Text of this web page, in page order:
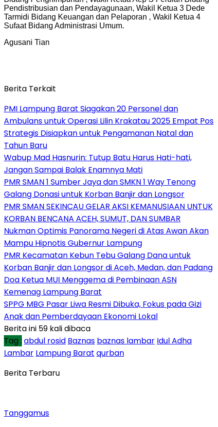
Pendistribusian dan Pendayagunaan, Wakil Ketua 3 Dede
Tarmidi Bidang Keuangan dan Pelaporan , Wakil Ketua 4
Sufaat Bidang Administrasi Umum.
Agusani Tian
Berita Terkait
PMI Lampung Barat Siagakan 20 Personel dan
Ambulans untuk Operasi Lilin Krakatau 2025 Empat Pos
Strategis Disiapkan untuk Pengamanan Natal dan
Tahun Baru
Wabup Mad Hasnurin: Tutup Batu Harus Hati-hati,
Jangan Sampai Balak Enamnya Mati
PMR SMAN 1 Sumber Jaya dan SMKN 1 Way Tenong
Galang Donasi untuk Korban Banjir dan Longsor
PMR SMAN SEKINCAU GELAR AKSI KEMANUSIAAN UNTUK
KORBAN BENCANA ACEH, SUMUT, DAN SUMBAR
Nukman Optimis Panorama Negeri di Atas Awan Akan
Mampu Hipnotis Gubernur Lampung
PMR Kecamatan Kebun Tebu Galang Dana untuk
Korban Banjir dan Longsor di Aceh, Medan, dan Padang
Doa Ketua MUI Menggema di Pembinaan ASN
Kemenag Lampung Barat
SPPG MBG Pasar Liwa Resmi Dibuka, Fokus pada Gizi
Anak dan Pemberdayaan Ekonomi Lokal
Berita ini 59 kali dibaca
Tag : abdul rosid Baznas baznas lambar Idul Adha
Lambar Lampung Barat qurban
Berita Terbaru
Tanggamus